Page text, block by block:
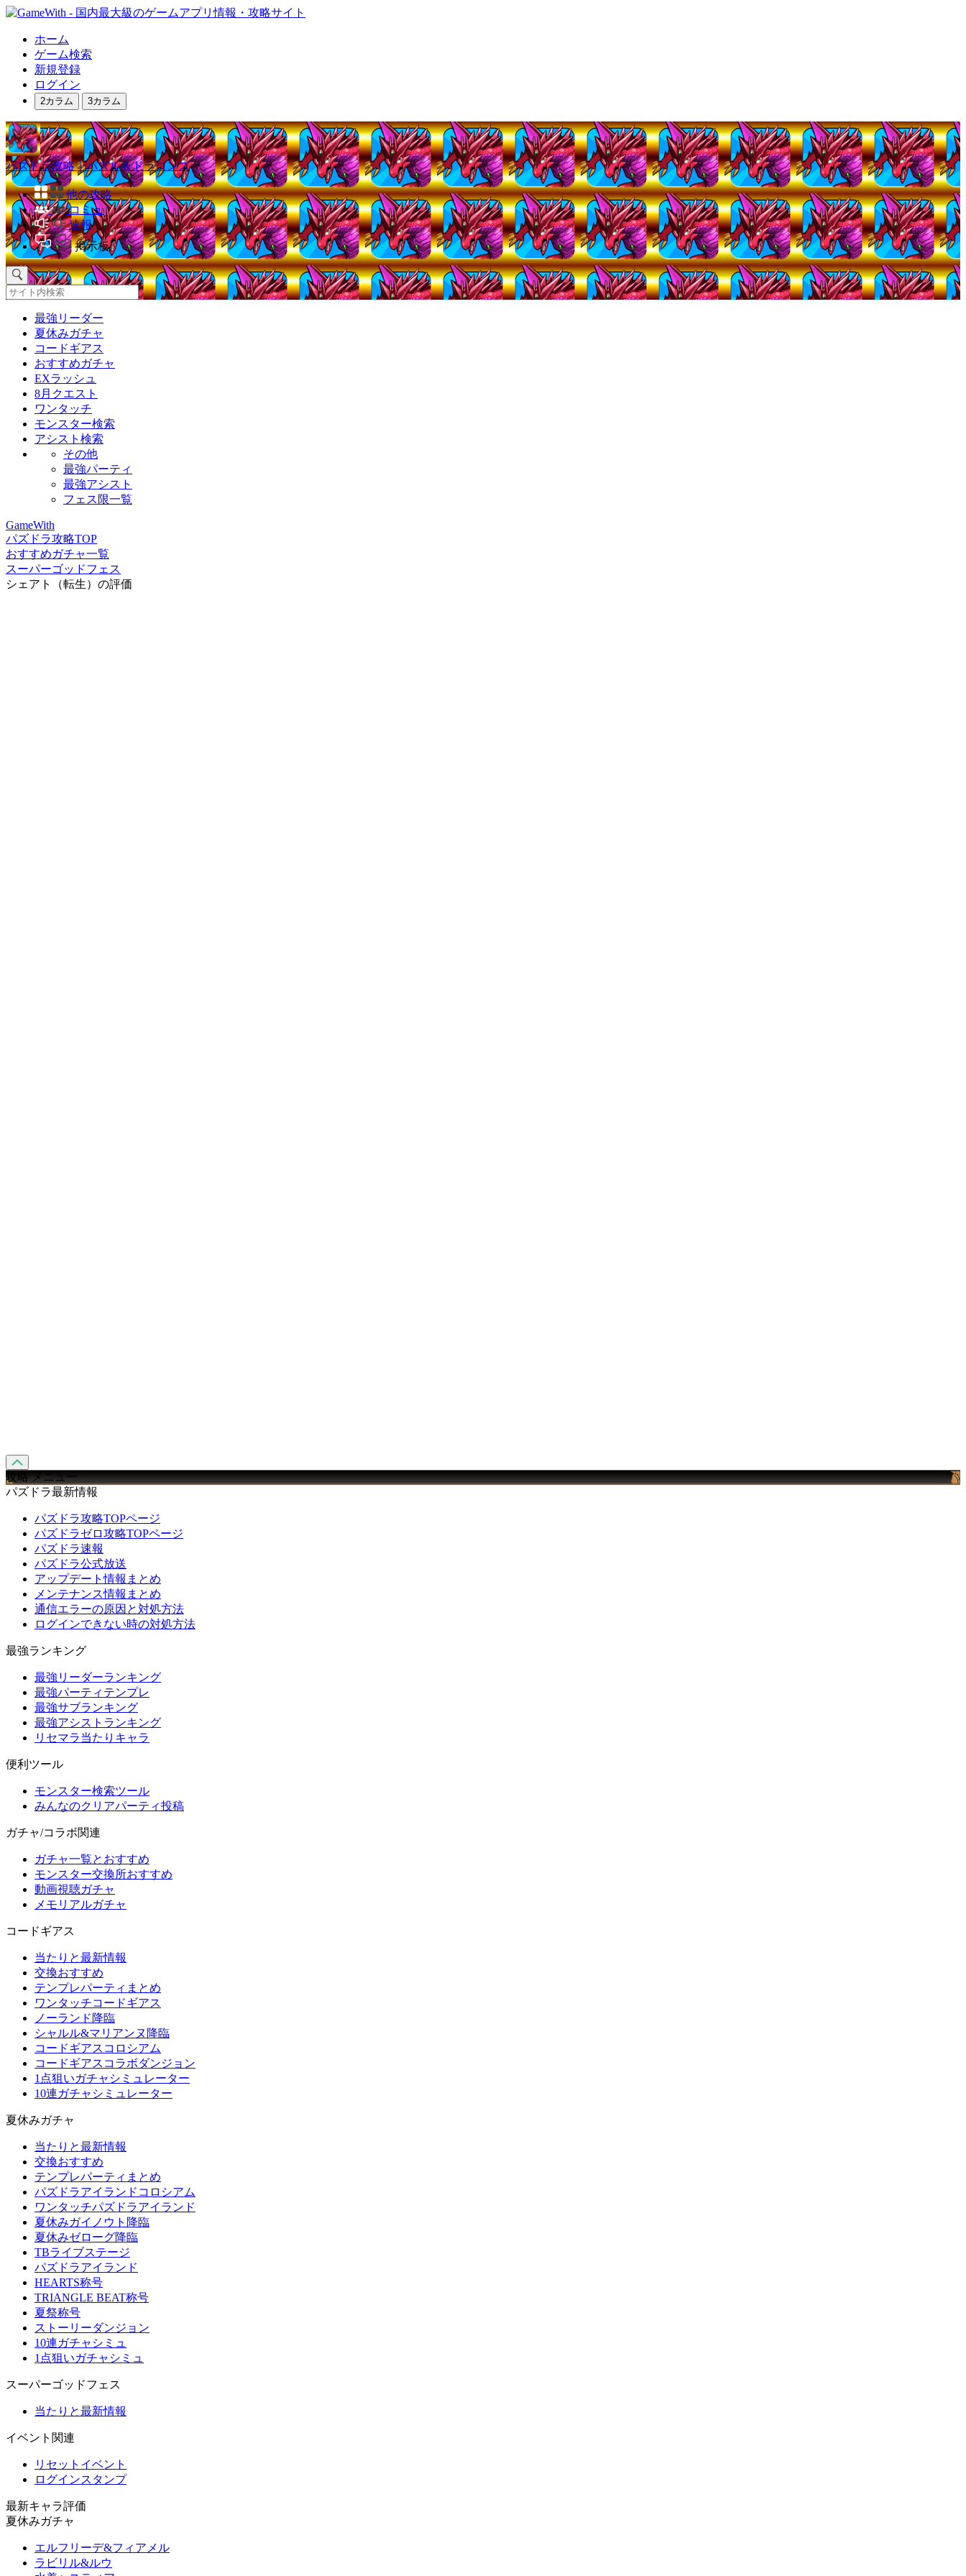
ホーム
ゲーム検索
新規登録
ログイン
2カラム 3カラム
パズドラ攻略｜パズル＆ドラゴンズ
他の攻略
コミュ
速報
掲示板
最強リーダー
夏休みガチャ
コードギアス
おすすめガチャ
EXラッシュ
8月クエスト
ワンタッチ
モンスター検索
アシスト検索
その他
最強パーティ
最強アシスト
フェス限一覧
GameWith
パズドラ攻略TOP
おすすめガチャ一覧
スーパーゴッドフェス
シェアト（転生）の評価
攻略 メニュー
パズドラ最新情報
パズドラ攻略TOPページ
パズドラゼロ攻略TOPページ
パズドラ速報
パズドラ公式放送
アップデート情報まとめ
メンテナンス情報まとめ
通信エラーの原因と対処方法
ログインできない時の対処方法
最強ランキング
最強リーダーランキング
最強パーティテンプレ
最強サブランキング
最強アシストランキング
リセマラ当たりキャラ
便利ツール
モンスター検索ツール
みんなのクリアパーティ投稿
ガチャ/コラボ関連
ガチャ一覧とおすすめ
モンスター交換所おすすめ
動画視聴ガチャ
メモリアルガチャ
コードギアス
当たりと最新情報
交換おすすめ
テンプレパーティまとめ
ワンタッチコードギアス
ノーランド降臨
シャルル&マリアンヌ降臨
コードギアスコロシアム
コードギアスコラボダンジョン
1点狙いガチャシミュレーター
10連ガチャシミュレーター
夏休みガチャ
当たりと最新情報
交換おすすめ
テンプレパーティまとめ
パズドラアイランドコロシアム
ワンタッチパズドラアイランド
夏休みガイノウト降臨
夏休みゼローグ降臨
TBライブステージ
パズドラアイランド
HEARTS称号
TRIANGLE BEAT称号
夏祭称号
ストーリーダンジョン
10連ガチャシミュ
1点狙いガチャシミュ
スーパーゴッドフェス
当たりと最新情報
イベント関連
リセットイベント
ログインスタンプ
最新キャラ評価
夏休みガチャ
エルフリーデ&フィアメル
ラビリル&ルウ